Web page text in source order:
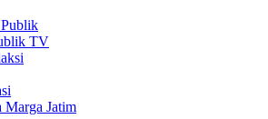
TV
Jatim